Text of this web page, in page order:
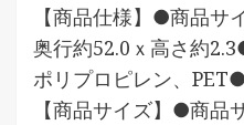
【商品仕様】●商品サ
奥行約52.0ｘ高さ約
ポリプロピレン、
【商品サイズ】●商品